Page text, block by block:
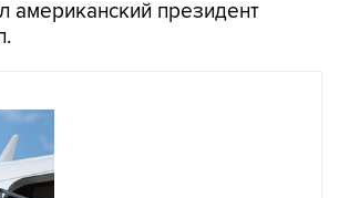
американский президент